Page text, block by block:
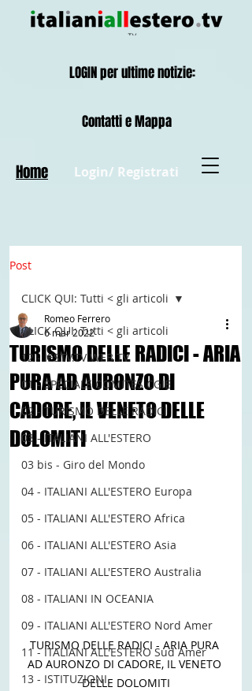
Login/ Registrati
Contatti e Mappa
Home
LOGIN per ultime notizie:
Post
CLICK QUI: Tutti < gli articoli
12 - IESTV.TV WEB TV
01 - SPECIALE COMITES CGIE
02 - TURISMO DELLE RADICI
03 - ITALIANI ALL'ESTERO
03 bis - Giro del Mondo
04 - ITALIANI ALL'ESTERO Europa
05 - ITALIANI ALL'ESTERO Africa
06 - ITALIANI ALL'ESTERO Asia
07 - ITALIANI ALL'ESTERO Australia
08 - ITALIANI IN OCEANIA
09 - ITALIANI ALL'ESTERO Nord Amer
11 - ITALIANI ALL'ESTERO Sud Amer
13 - ISTITUZIONI
CLICK QUI: Tutti < gli articoli
TURISMO DELLE RADICI - ARIA
PURA AD AURONZO DI
CADORE, IL VENETO DELLE
DOLOMITI
Romeo Ferrero
6 mar 2022
TURISMO DELLE RADICI - ARIA PURA
AD AURONZO DI CADORE, IL VENETO
DELLE DOLOMITI